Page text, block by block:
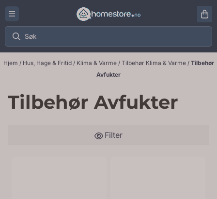
Hopp til innhold
Hjem / Hus, Hage & Fritid / Klima & Varme / Tilbehør Klima & Varme / Tilbehør
Avfukter
Tilbehør Avfukter
Filter